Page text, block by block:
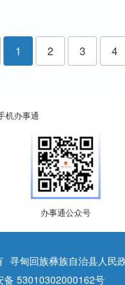
1 2 3 4
机办事通
办事通公众号
寻甸回族彝族自治县人民
备 53010302000162号